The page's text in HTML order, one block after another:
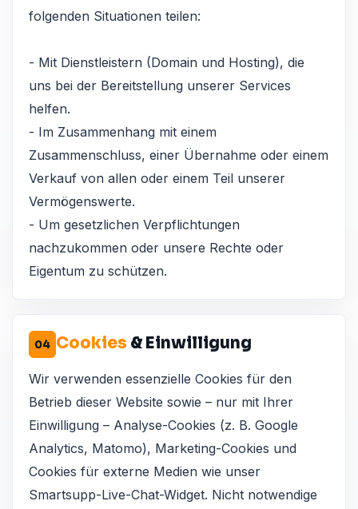
folgenden Situationen teilen:
- Mit Dienstleistern (Domain und Hosting), die
uns bei der Bereitstellung unserer Services
helfen.
- Im Zusammenhang mit einem
Zusammenschluss, einer Übernahme oder einem
Verkauf von allen oder einem Teil unserer
Vermögenswerte.
- Um gesetzlichen Verpflichtungen
nachzukommen oder unsere Rechte oder
Eigentum zu schützen.
04 Cookies & Einwilligung
Wir verwenden essenzielle Cookies für den
Betrieb dieser Website sowie – nur mit Ihrer
Einwilligung – Analyse-Cookies (z. B. Google
Analytics, Matomo), Marketing-Cookies und
Cookies für externe Medien wie unser
Smartsupp-Live-Chat-Widget. Nicht notwendige